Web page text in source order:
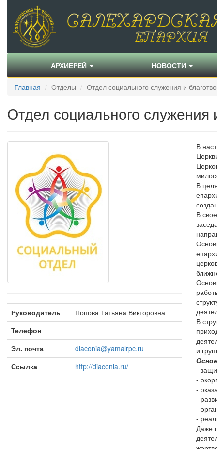
АРХИЕРЕЙ НОВОСТИ
Главная Отделы Отдел социального служения и
Отдел социального служения
Руководитель
Попова Татьяна Викторовна
Телефон
Эл. почта
diaconia@yamalrpc.ru
Ссылка
http://diaconia.ru/
В
В
В
В
и
-
-
-
-
-
-
Даже